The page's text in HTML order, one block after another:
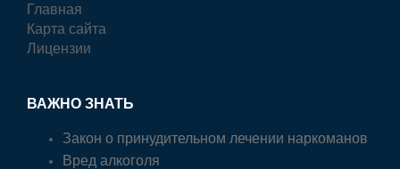
Главная
Карта сайта
Лицензии
ВАЖНО ЗНАТЬ
Закон о принудительном лечении наркоманов
Вред алкоголя